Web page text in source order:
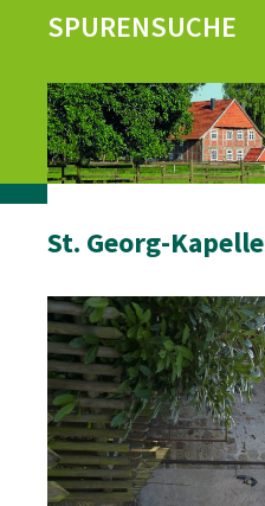
SPURENSUCHE
St. Georg-Kapelle